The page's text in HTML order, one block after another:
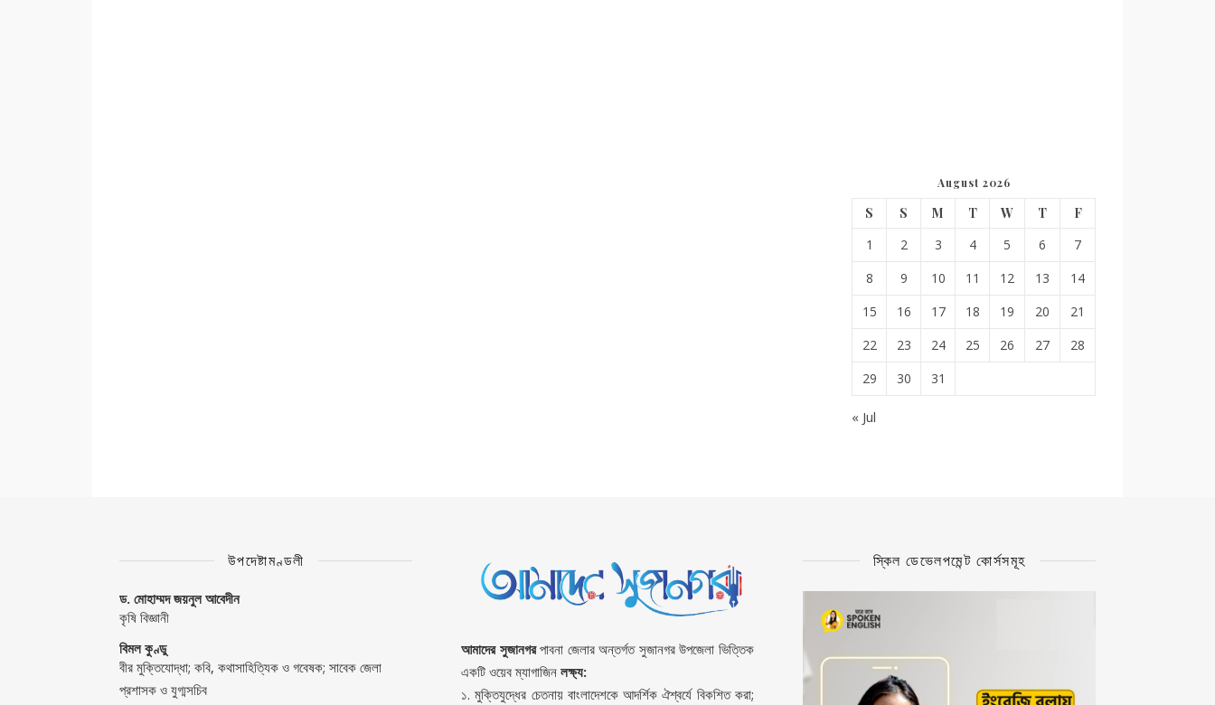
August 2026
S S M T W T
F
1
2 3 4 5 6
7
8
9 10 11 12 13
14
15
16 17 18 19 20
21
22
23 24 25 26 27
28
29
30 31
« Jul
উপদেষ্টামণ্ডলী
ড. মোহাম্মদ জয়নুল আবেদীন
কৃষি বিজ্ঞানী
বিমল কুণ্ডু
বীর মুক্তিযোদ্ধা; কবি, কথাসাহিত্যিক ও গবেষক; সাবেক জেলা
প্রশাসক ও যুগ্মসচিব
আমাদের সুজানগরপাবনা জেলার অন্তর্গত সুজানগর উপজেলা ভিত্তিক
একটি ওয়েব ম্যাগাজিন লক্ষ্য:
১. মুক্তিযুদ্ধের চেতনায় বাংলাদেশকে আদর্শিক ঐশ্বর্যে বিকশিত করা;
স্কিল ডেভেলপমেন্ট কোর্সসমূহ